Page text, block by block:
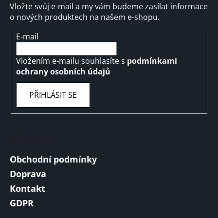
Vložte svůj e-mail a my vám budeme zasílat informace
o nových produktech na našem e-shopu.
E-mail
Vložením e-mailu souhlasíte s podmínkami
ochrany osobních údajů
PŘIHLÁSIT SE
Obchodní podmínky
Doprava
Kontakt
GDPR